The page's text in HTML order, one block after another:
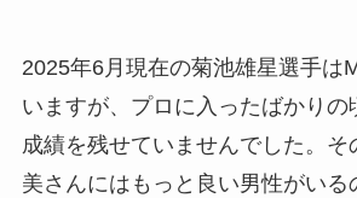
2025年6月現在の菊池雄星選手は
いますが、プロに入ったばかりの
成績を残せていませんでした。そ
美さんにはもっと良い男性がいる